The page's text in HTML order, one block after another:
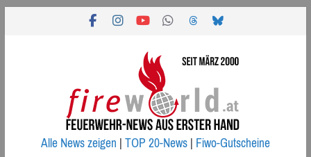
Alle News zeigen|TOP 20-News|Fiwo-Gutscheine